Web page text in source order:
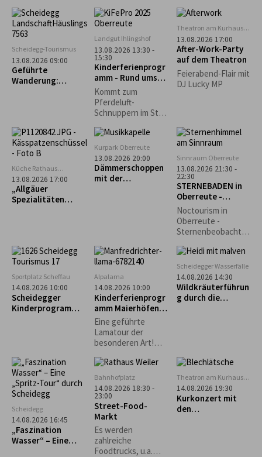
dieser Gedanke
weiterentwickelt
und auf den lokalen
Gesellschaft
getragen.
Gemeinsam
schauen wir in den
Nachthimmel und
entdecken die
Schönheiten des
Nachthimmels.
Scheidegg-Tourismus
13.08.2026 09:00
Geführte
Wanderung:
Landgut Ihlingshof
13.08.2026 13:30 -
15:30
Kinderferienprogr
amm - Rund ums
Pferd -
AUSGEBUCHT!
Kommt zum
Pferdeluft-
Schnuppern im Stall
Schwärzler auf dem
Ihlingshof. Bitte
Getränk mitbringen!
Theatron am Kurhaus
Scheidegg
13.08.2026 17:00
After-Work-Party
auf dem Theatron
Feierabend-Flair mit
DJ Lucky MP
Küche Rathaus
Scheidegg
13.08.2026 17:00
„Allgäuer
Spezialitäten
Kurpark Oberreute
13.08.2026 20:00
Dämmerschoppen
mit der
Sinnraum Oberreute
13.08.2026 21:30 -
22:30
STERNEBADEN in
Oberreute -
Perseiden-
Beobachtung
Noctourism in
Oberreute -
Sternenbeobachtu
Gemeinsam
schauen wir in den
Nachthimmel und
entdecken die
Schönheiten des
Nachthimmels.
Sportplatz Scheffau
14.08.2026 10:00
Scheidegger
Kinderprogramm:
Alpalama
14.08.2026 10:00
Kinderferienprogr
amm Maierhöfen:
Alpalama Familien-
Erlebniszeit
Eine geführte
Lamatour der
besonderen Art!
Familien Pro Familie
60 €.
Scheidegger Wasserfälle
14.08.2026 14:30
Wildkräuterführun
g durch die
Scheidegg
14.08.2026 16:45
„Faszination
Wasser“ – Eine
Bahnhofplatz
14.08.2026 18:30 -
23:00
Street-Food-
Markt
Es werden
zahlreiche
Foodtrucks, u.a.
Theatron am Kurhaus
Scheidegg
14.08.2026 19:30
Kurkonzert mit
den